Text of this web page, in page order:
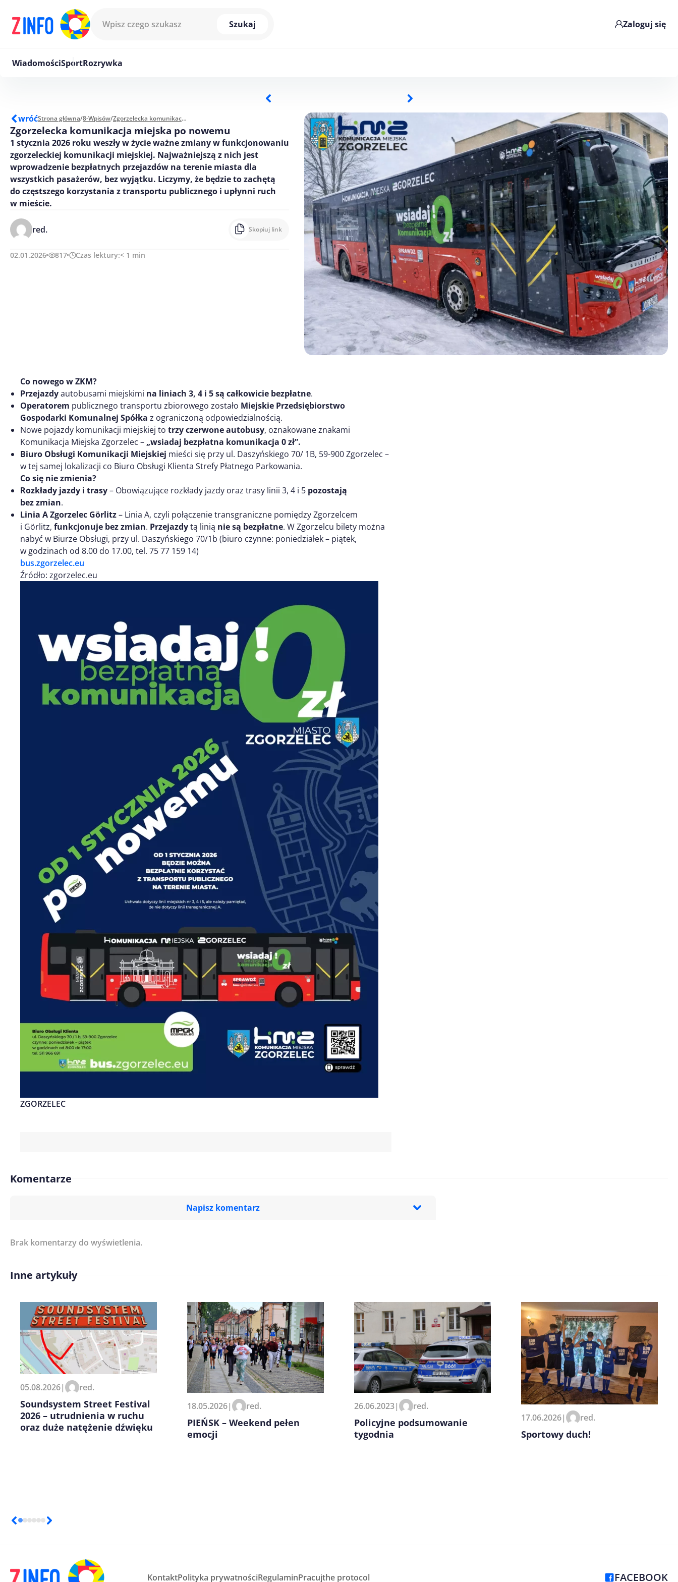
Szukaj
Zaloguj się
WiadomościSportRozrywka
wróćStrona główna/8-Wpisów/ Zgorzelecka komunikacja miejska po nowemu
Zgorzelecka komunikacja miejska po nowemu
1 stycznia 2026 roku weszły w życie ważne zmiany w funkcjonowaniu
zgorzeleckiej komunikacji miejskiej. Najważniejszą z nich jest
wprowadzenie bezpłatnych przejazdów na terenie miasta dla
wszystkich pasażerów, bez wyjątku. Liczymy, że będzie to zachętą
do częstszego korzystania z transportu publicznego i upłynni ruch
w mieście.
red. Skopiuj link
02.01.2026 817 Czas lektury:< 1 min
Co nowego w ZKM?
Przejazdyautobusami miejskimi na liniach 3, 4 i 5 są całkowicie bezpłatne.
Operatorem publicznego transportu zbiorowego zostało Miejskie Przedsiębiorstwo
Gospodarki Komunalnej Spółka z ograniczoną odpowiedzialnością.
Nowe pojazdy komunikacji miejskiej to trzy czerwone autobusy, oznakowane znakami
Komunikacja Miejska Zgorzelec – „wsiadaj bezpłatna komunikacja 0 zł”.
Biuro Obsługi Komunikacji Miejskiej mieści się przy ul. Daszyńskiego 70/ 1B, 59-900 Zgorzelec –
w tej samej lokalizacji co Biuro Obsługi Klienta Strefy Płatnego Parkowania.
Co się nie zmienia?
Rozkłady jazdy i trasy– Obowiązujące rozkłady jazdy oraz trasy linii 3, 4 i 5 pozostają
bez zmian.
Linia A Zgorzelec Görlitz– Linia A, czyli połączenie transgraniczne pomiędzy Zgorzelcem
i Görlitz, funkcjonuje bez zmian. Przejazdytą linią nie są bezpłatne. W Zgorzelcu bilety można
nabyć w Biurze Obsługi, przy ul. Daszyńskiego 70/1b (biuro czynne: poniedziałek – piątek,
w godzinach od 8.00 do 17.00, tel. 75 77 159 14)
bus.zgorzelec.eu
Źródło: zgorzelec.eu
ZGORZELEC
Komentarze
Napisz komentarz
Imię/ Nick*
Zapamiętaj moje dane w tej przeglądarce podczas pisania
kolejnych komentarzy.
Brak komentarzy do wyświetlenia.
Inne artykuły
05.08.2026| red.
Soundsystem Street Festival
2026 – utrudnienia w ruchu
oraz duże natężenie dźwięku
18.05.2026| red.
PIEŃSK – Weekend pełen
emocji
26.06.2023| red.
Policyjne podsumowanie
tygodnia
17.06.2026| red.
Sportowy duch!
KontaktPolityka prywatnościRegulaminPracujthe protocol FACEBOOK